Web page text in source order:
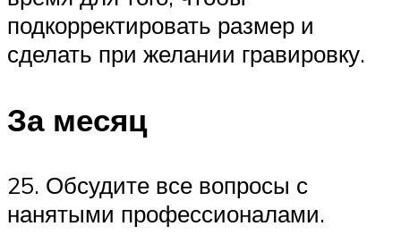
подкорректировать размер и
сделать при желании гравировку.
За месяц
25. Обсудите все вопросы с
нанятыми профессионалами.